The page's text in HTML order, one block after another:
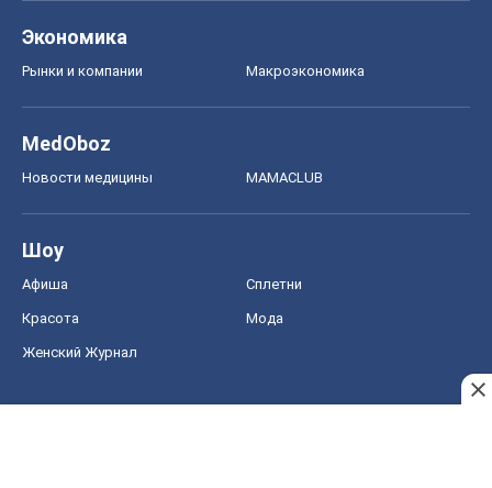
Экономика
Рынки и компании Mакроэкономика
MedOboz
Новости медицины MAMACLUB
Шоу
Афиша Сплетни
Красота Мода
Женский Журнал